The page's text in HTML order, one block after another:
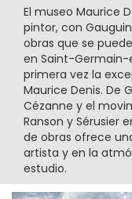
El museo Maurice
pintor, con
obras que se
en Saint-Germain-
primera vez la
Maurice Denis. De
Cézanne y el
Ranson y Sérusier
de obras ofrece
artista y en la
estudio.